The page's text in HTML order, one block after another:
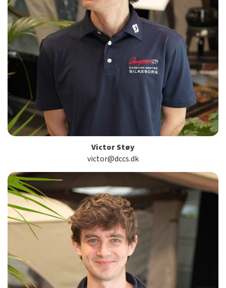
Victor Støy
victor@dccs.dk